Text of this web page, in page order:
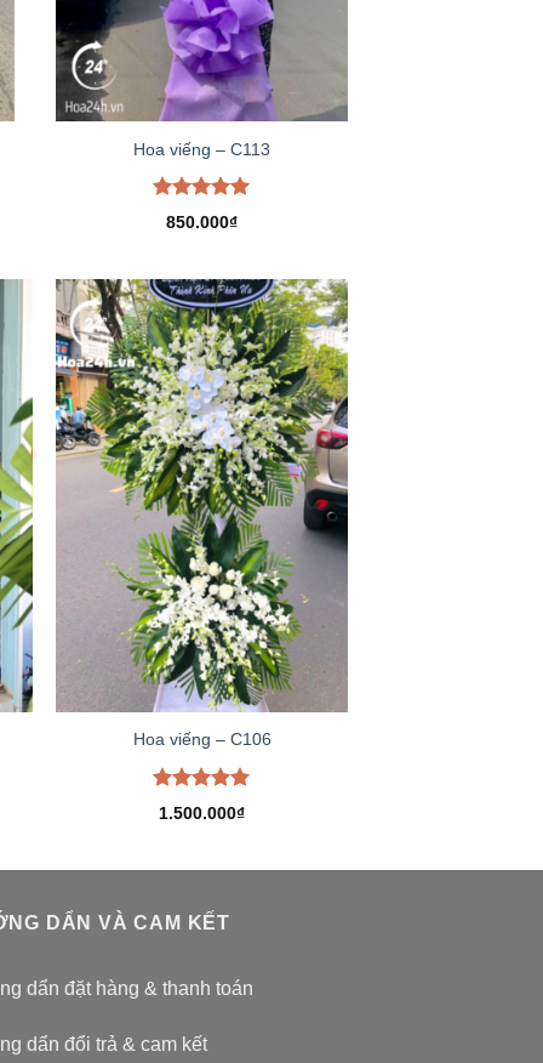
Hoa viếng – C113
Được xếp
hạng5.00
850.000₫
Hoa viếng – C106
Được xếp
hạng5.00
1.500.000₫
DẨN VÀ CAM KẾT
dẩn đặt hàng & thanh toán
dẩn đổi trả & cam kết